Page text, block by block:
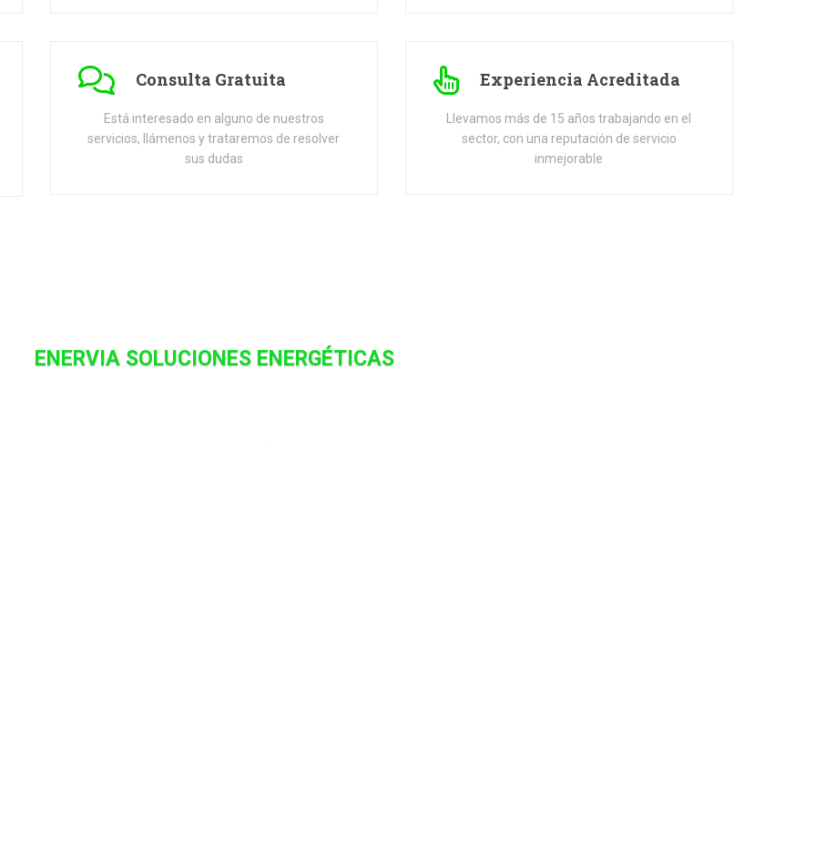
Consulta Gratuita
Está interesado en alguno de nuestros
servicios, llámenos y trataremos de resolver
sus dudas
Experiencia Acreditada
Llevamos más de 15 años trabajando en el
sector, con una reputación de servicio
inmejorable
ENERVIA SOLUCIONES ENERGÉTICAS